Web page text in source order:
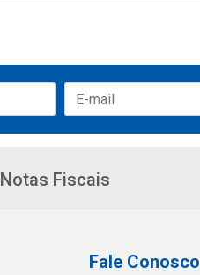
Notas Fiscais
Fale Conosco